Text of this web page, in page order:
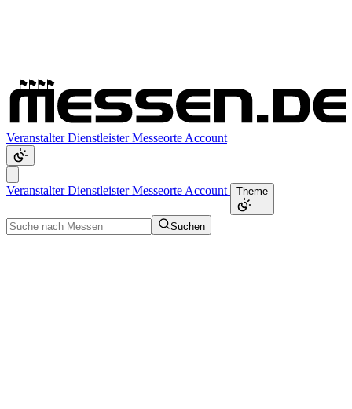
VeranstalterDienstleisterMesseorte Account
VeranstalterDienstleisterMesseorte Account Theme
Suchen